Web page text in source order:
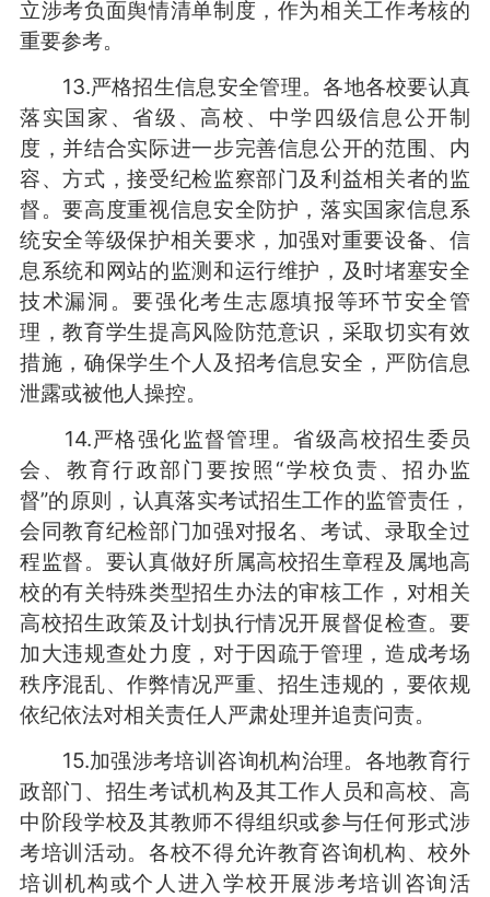
立涉考负面舆情清单制度，作为相关工作考核的
重要参考。
13.严格招生信息安全管理。各地各校要认真
落实国家、省级、高校、中学四级信息公开制
度，并结合实际进一步完善信息公开的范围、内
容、方式，接受纪检监察部门及利益相关者的监
督。要高度重视信息安全防护，落实国家信息系
统安全等级保护相关要求，加强对重要设备、信
息系统和网站的监测和运行维护，及时堵塞安全
技术漏洞。要强化考生志愿填报等环节安全管
理，教育学生提高风险防范意识，采取切实有效
措施，确保学生个人及招考信息安全，严防信息
泄露或被他人操控。
14.严格强化监督管理。省级高校招生委员
会、教育行政部门要按照“学校负责、招办监
督”的原则，认真落实考试招生工作的监管责任，
会同教育纪检部门加强对报名、考试、录取全过
程监督。要认真做好所属高校招生章程及属地高
校的有关特殊类型招生办法的审核工作，对相关
高校招生政策及计划执行情况开展督促检查。要
加大违规查处力度，对于因疏于管理，造成考场
秩序混乱、作弊情况严重、招生违规的，要依规
依纪依法对相关责任人严肃处理并追责问责。
15.加强涉考培训咨询机构治理。各地教育行
政部门、招生考试机构及其工作人员和高校、高
中阶段学校及其教师不得组织或参与任何形式涉
考培训活动。各校不得允许教育咨询机构、校外
培训机构或个人进入学校开展涉考培训咨询活